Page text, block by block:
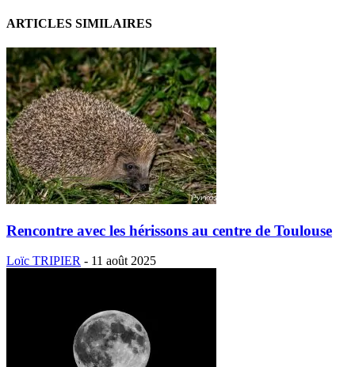
ARTICLES SIMILAIRES
Rencontre avec les hérissons au centre de Toulouse
Loïc TRIPIER - 11 août 2025